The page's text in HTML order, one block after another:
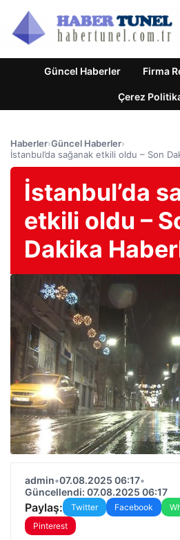
Güncel Haberler Firma
Çerez
Haberler›Güncel Haberler›
İstanbul’da sağanak etkili oldu – Son
İstanbul’da
etkili oldu –
Dakika
admin•07.08.2025 06:17•
Güncellendi: 07.08.2025 06:17
Paylaş: Twitter Facebook
Pinterest